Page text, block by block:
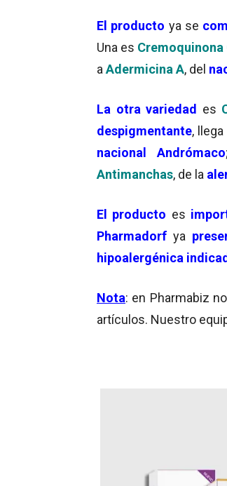
El producto ya se
Una es
a Adermicina A, del
La otra variedad es
despigmentante, llega
nacional Andrómaco
Antimanchas, de la
El producto es
Pharmadorf ya
hipoalergénica
Nota: en Pharmabiz
artículos. Nuestro